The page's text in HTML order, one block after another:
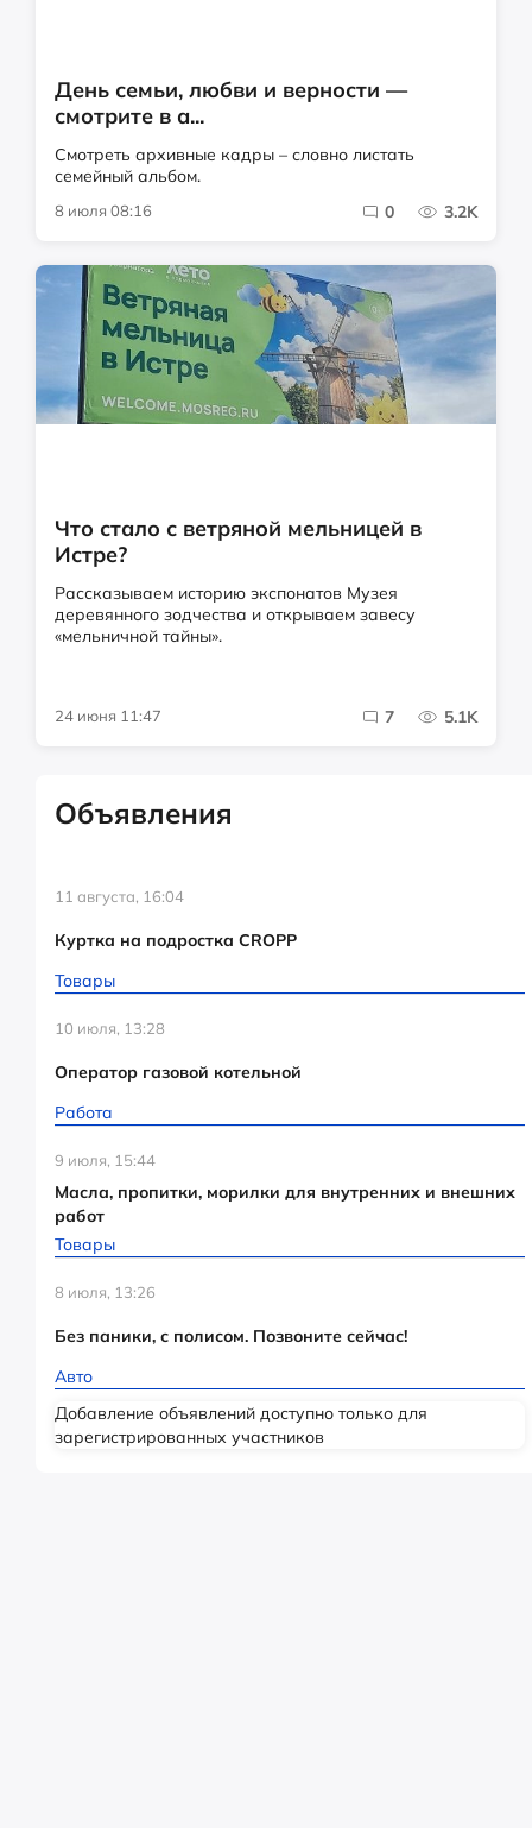
День семьи, любви и верности —
смотрите в а...
Смотреть архивные кадры – словно листать
семейный альбом.
8 июля 08:16 0 3.2K
Что стало с ветряной мельницей в
Истре?
Рассказываем историю экспонатов Музея
деревянного зодчества и открываем завесу
«мельничной тайны».
24 июня 11:47 7 5.1K
Объявления
11 августа, 16:04
Куртка на подростка CROPP
Товары
10 июля, 13:28
Оператор газовой котельной
Работа
9 июля, 15:44
Масла, пропитки, морилки для внутренних и внешних
работ
Товары
8 июля, 13:26
Без паники, с полисом. Позвоните сейчас!
Авто
Добавление объявлений доступно только для
зарегистрированных участников